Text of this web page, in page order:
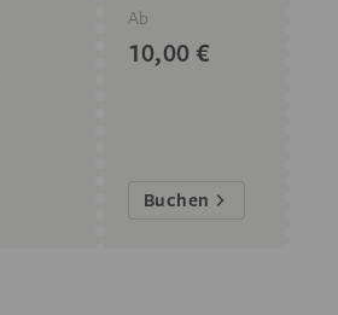
Ab
10,00 €
Buchen